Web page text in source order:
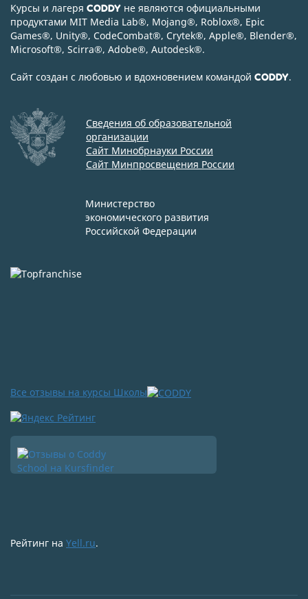
Курсы и лагеря CODDY не являются официальными
продуктами MIT Media Lab®, Mojang®, Roblox®, Epic
Games®, Unity®, CodeСombat®, Crytek®, Apple®, Blender®,
Microsoft®, Scirra®, Adobe®, Autodesk®.
Сайт создан с любовью и вдохновением командой CODDY.
Сведения об образовательной
организации
Сайт Минобрнауки России
Сайт Минпросвещения России
Министерство
экономического развития
Российской Федерации
Все отзывы на курсы Школы
Рейтинг на Yell.ru.